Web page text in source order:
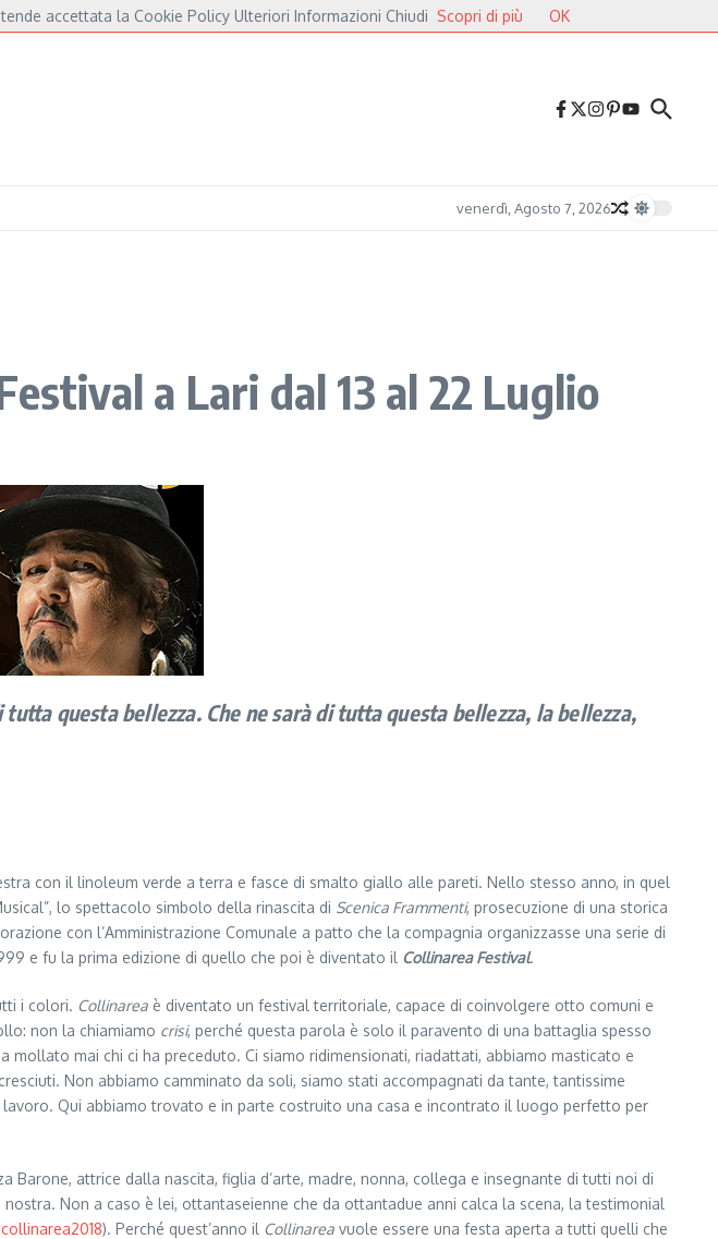
“indispensabile” in Piazza dei Cavalieri Druga Godba 2026, il gran finale: dalla poesia del folk alle pulsazioni
venerdì, Agosto 7, 2026
a Lari dal 13 al 22 Luglio
questa bellezza. Che ne sarà di tutta questa bellezza, la bellezza,
con il linoleum verde a terra e fasce di smalto giallo alle pareti. Nello stesso anno, in quel
lo spettacolo simbolo della rinascita di Scenica Frammenti, prosecuzione di una storica
con l’Amministrazione Comunale a patto che la compagnia organizzasse una serie di
e fu la prima edizione di quello che poi è diventato il Collinarea Festival.
i colori. Collinarea è diventato un festival territoriale, capace di coinvolgere otto comuni e
non la chiamiamo crisi, perché questa parola è solo il paravento di una battaglia spesso
mollato mai chi ci ha preceduto. Ci siamo ridimensionati, riadattati, abbiamo masticato e
Non abbiamo camminato da soli, siamo stati accompagnati da tante, tantissime
Qui abbiamo trovato e in parte costruito una casa e incontrato il luogo perfetto per
attrice dalla nascita, figlia d’arte, madre, nonna, collega e insegnante di tutti noi di
nostra. Non a caso è lei, ottantaseienne che da ottantadue anni calca la scena, la testimonial
). Perché quest’anno il Collinarea vuole essere una festa aperta a tutti quelli che
accettata la Cookie Policy Ulteriori Informazioni Chiudi Scopri di più OK